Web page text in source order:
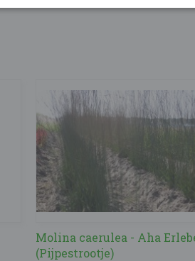
Molina caerulea - Aha
(Pijpestrootje)